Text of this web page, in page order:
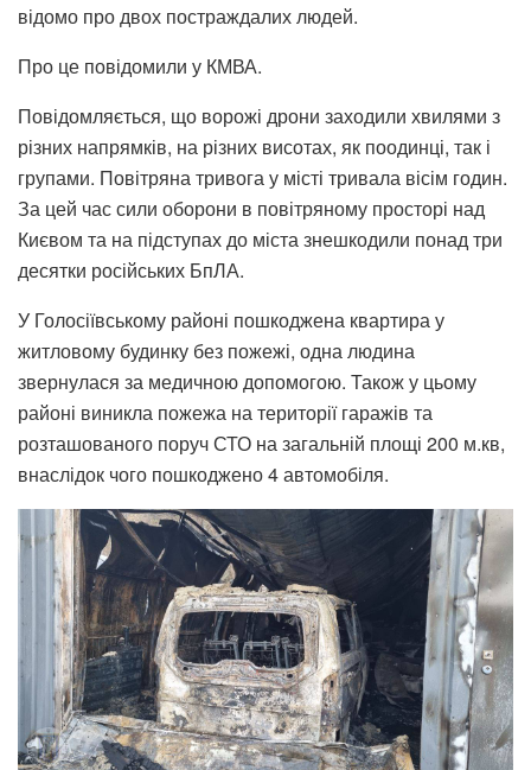
відомо про двох постраждалих людей.
Про це повідомили у КМВА.
Повідомляється, що ворожі дрони заходили хвилями з
різних напрямків, на різних висотах, як поодинці, так і
групами. Повітряна тривога у місті тривала вісім годин.
За цей час сили оборони в повітряному просторі над
Києвом та на підступах до міста знешкодили понад три
десятки російських БпЛА.
У Голосіївському районі пошкоджена квартира у
житловому будинку без пожежі, одна людина
звернулася за медичною допомогою. Також у цьому
районі виникла пожежа на території гаражів та
розташованого поруч СТО на загальній площі 200 м.кв,
внаслідок чого пошкоджено 4 автомобіля.